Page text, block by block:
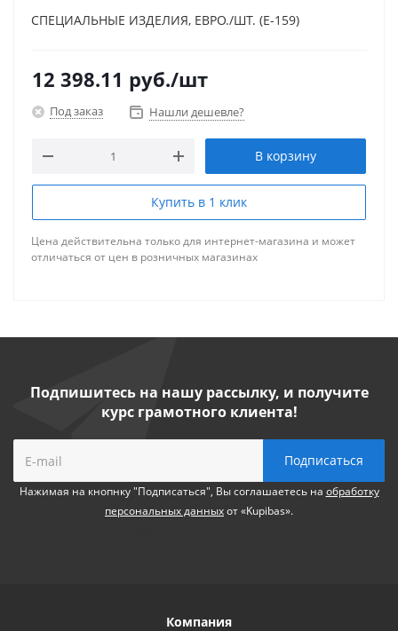
СПЕЦИАЛЬНЫЕ ИЗДЕЛИЯ, ЕВРО./ШТ. (E-159)
12 398.11 руб./шт
Под заказ Нашли дешевле?
В корзину
Купить в 1 клик
Цена действительна только для интернет-магазина и может
отличаться от цен в розничных магазинах
Подпишитесь на нашу рассылку, и получите
курс грамотного клиента!
Нажимая на кнопнку "Подписаться", Вы соглашаетесь на обработку
персональных данныхот «Kupibas».
Компания